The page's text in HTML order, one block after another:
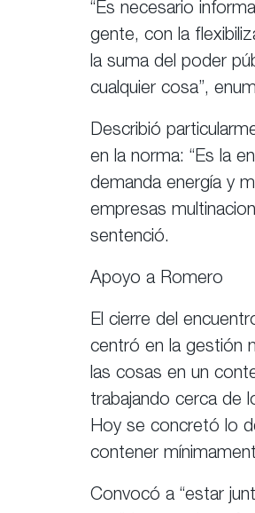
“Es necesario
gente, con la
la suma del poder
cualquier cosa”,
Describió
en la norma: “Es la
demanda energía y
empresas
sentenció.
Apoyo a Romero
El cierre del
centró en la gestión
las cosas en un
trabajando cerca de
Hoy se concretó lo
contener
Convocó a “estar